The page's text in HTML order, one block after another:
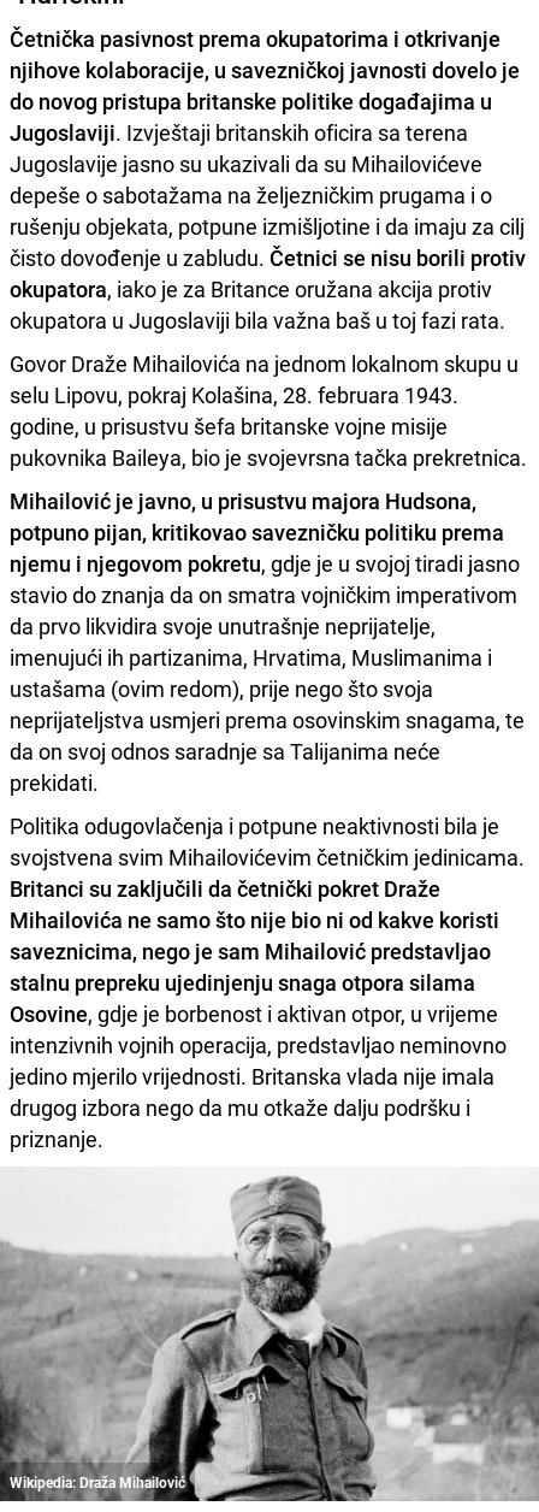
Četnička pasivnost prema okupatorima i otkrivanje
njihove kolaboracije, u savezničkoj javnosti dovelo je
do novog pristupa britanske politike događajima u
Jugoslaviji. Izvještaji britanskih oficira sa terena
Jugoslavije jasno su ukazivali da su Mihailovićeve
depeše o sabotažama na željezničkim prugama i o
rušenju objekata, potpune izmišljotine i da imaju za cilj
čisto dovođenje u zabludu. Četnici se nisu borili protiv
okupatora, iako je za Britance oružana akcija protiv
okupatora u Jugoslaviji bila važna baš u toj fazi rata.
Govor Draže Mihailovića na jednom lokalnom skupu u
selu Lipovu, pokraj Kolašina, 28. februara 1943.
godine, u prisustvu šefa britanske vojne misije
pukovnika Baileya, bio je svojevrsna tačka prekretnica.
Mihailović je javno, u prisustvu majora Hudsona,
potpuno pijan, kritikovao savezničku politiku prema
njemu i njegovom pokretu, gdje je u svojoj tiradi jasno
stavio do znanja da on smatra vojničkim imperativom
da prvo likvidira svoje unutrašnje neprijatelje,
imenujući ih partizanima, Hrvatima, Muslimanima i
ustašama (ovim redom), prije nego što svoja
neprijateljstva usmjeri prema osovinskim snagama, te
da on svoj odnos saradnje sa Talijanima neće
prekidati.
Politika odugovlačenja i potpune neaktivnosti bila je
svojstvena svim Mihailovićevim četničkim jedinicama.
Britanci su zaključili da četnički pokret Draže
Mihailovića ne samo što nije bio ni od kakve koristi
saveznicima, nego je sam Mihailović predstavljao
stalnu prepreku ujedinjenju snaga otpora silama
Osovine, gdje je borbenost i aktivan otpor, u vrijeme
intenzivnih vojnih operacija, predstavljao neminovno
jedino mjerilo vrijednosti. Britanska vlada nije imala
drugog izbora nego da mu otkaže dalju podršku i
priznanje.
Wikipedia: Draža Mihailović